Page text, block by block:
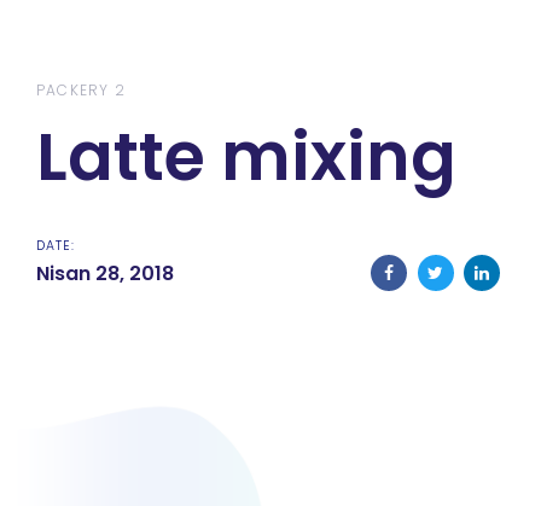
contentPACKERY 2
Latte mixing
DATE:
Nisan 28, 2018